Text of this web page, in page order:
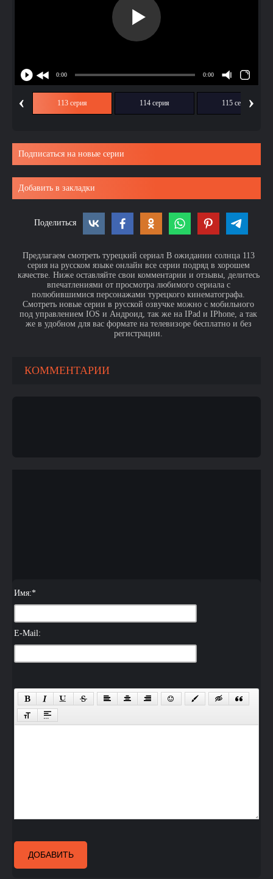
‹ 113 серия 114 серия 115 серия›
Подписаться на новые серии
Добавить в закладки
Поделиться
Предлагаем смотреть турецкий сериал В ожидании солнца 113
серия на русском языке онлайн все серии подряд в хорошем
качестве. Ниже оставляйте свои комментарии и отзывы, делитесь
впечатлениями от просмотра любимого сериала с
полюбившимися персонажами турецкого кинематографа.
Смотреть новые серии в русской озвучке можно с мобильного
под управлением IOS и Андроид, так же на IPad и IPhone, а так
же в удобном для вас формате на телевизоре бесплатно и без
регистрации.
КОММЕНТАРИИ
Имя:*
E-Mail:
ДОБАВИТЬ